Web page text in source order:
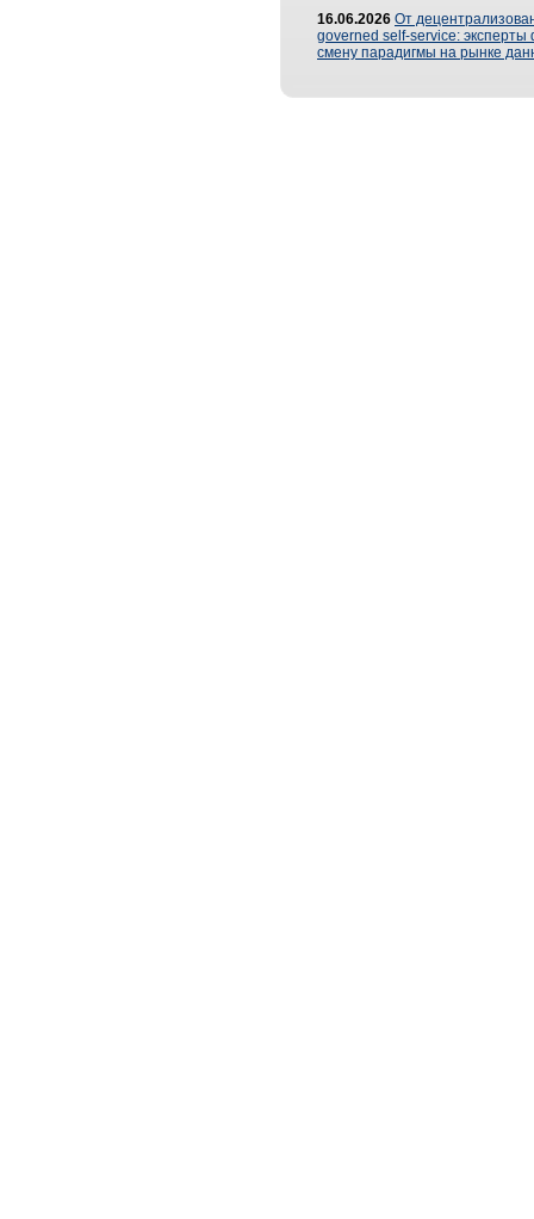
16.06.2026 От
governed self-service: эксперты
смену парадигмы на рынке